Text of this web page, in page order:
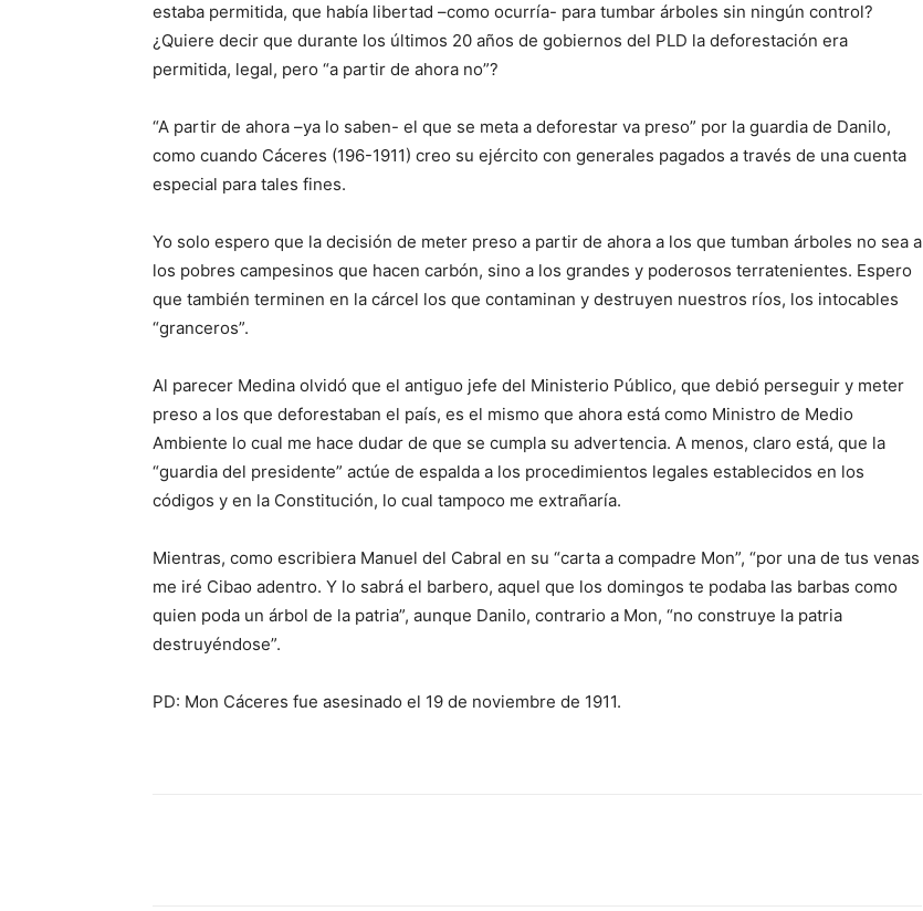
estaba permitida, que había libertad –como ocurría- para tumbar árboles sin ningún control?
¿Quiere decir que durante los últimos 20 años de gobiernos del PLD la deforestación era
permitida, legal, pero “a partir de ahora no”?
“A partir de ahora –ya lo saben- el que se meta a deforestar va preso” por la guardia de Danilo,
como cuando Cáceres (196-1911) creo su ejército con generales pagados a través de una cuenta
especial para tales fines.
Yo solo espero que la decisión de meter preso a partir de ahora a los que tumban árboles no sea a
los pobres campesinos que hacen carbón, sino a los grandes y poderosos terratenientes. Espero
que también terminen en la cárcel los que contaminan y destruyen nuestros ríos, los intocables
“granceros”.
Al parecer Medina olvidó que el antiguo jefe del Ministerio Público, que debió perseguir y meter
preso a los que deforestaban el país, es el mismo que ahora está como Ministro de Medio
Ambiente lo cual me hace dudar de que se cumpla su advertencia. A menos, claro está, que la
“guardia del presidente” actúe de espalda a los procedimientos legales establecidos en los
códigos y en la Constitución, lo cual tampoco me extrañaría.
Mientras, como escribiera Manuel del Cabral en su “carta a compadre Mon”, “por una de tus venas
me iré Cibao adentro. Y lo sabrá el barbero, aquel que los domingos te podaba las barbas como
quien poda un árbol de la patria”, aunque Danilo, contrario a Mon, “no construye la patria
destruyéndose”.
PD: Mon Cáceres fue asesinado el 19 de noviembre de 1911.